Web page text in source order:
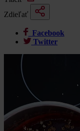
Zdieľať
Facebook
Twitter